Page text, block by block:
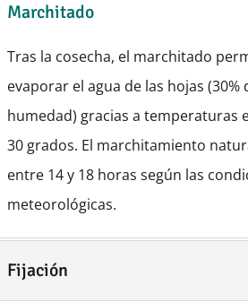
Marchitado
Tras la cosecha, el marchitado
evaporar el agua de las hojas (30%
humedad) gracias a temperaturas
30 grados. El marchitamiento
entre 14 y 18 horas según las
meteorológicas.
Fijación